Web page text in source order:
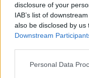
disclosure of your
IAB’s list of
also be disclosed by
Downstream
Please note that this
Personal Data
- Szerda
naggyá
leszel!"
Andreas•2019. január 30.